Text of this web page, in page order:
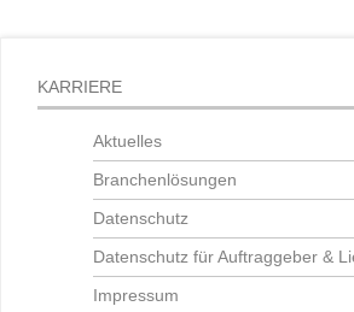
KARRIERE
Aktuelles
Branchenlösungen
Datenschutz
Datenschutz für Auftraggeber &
Impressum